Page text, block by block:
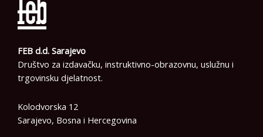
FEB d.d. Sarajevo
Društvo za izdavačku, instruktivno-obrazovnu, uslužnu i
trgovinsku djelatnost.
Kolodvorska 12
Sarajevo, Bosna i Hercegovina